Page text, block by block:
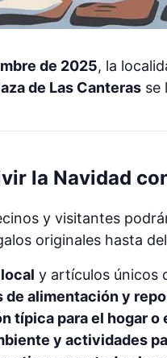
de 2025, la
de Las Canteras se
la Navidad
y visitantes
originales hasta
y artículos únicos
de alimentación y
típica para el hogar o
y actividades